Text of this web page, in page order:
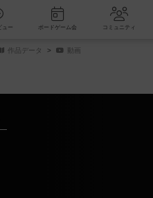
新着レビュー ボードゲーム会
作品データ 動画